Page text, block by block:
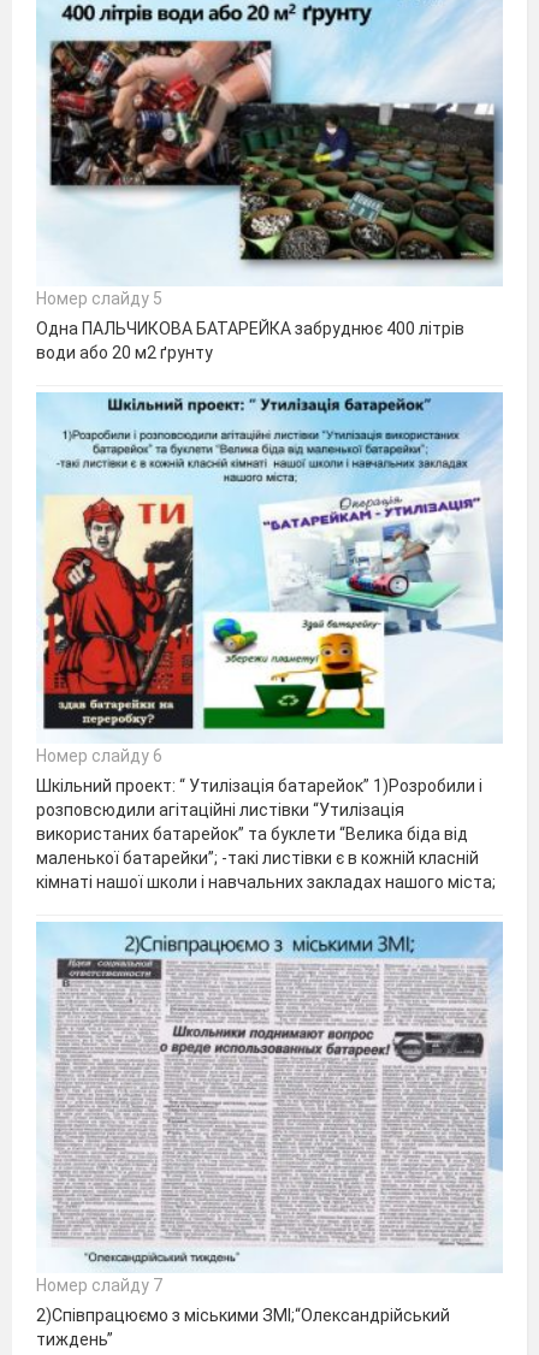
Номер слайду 5
Одна ПАЛЬЧИКОВА БАТАРЕЙКА забруднює 400 літрів
води або 20 м2 ґрунту
Номер слайду 6
Шкільний проект: “ Утилізація батарейок” 1)Розробили і
розповсюдили агітаційні листівки “Утилізація
використаних батарейок” та буклети “Велика біда від
маленької батарейки”; -такі листівки є в кожній класній
кімнаті нашої школи і навчальних закладах нашого міста;
Номер слайду 7
2)Співпрацюємо з міськими ЗМІ;“Олександрійський
тиждень”